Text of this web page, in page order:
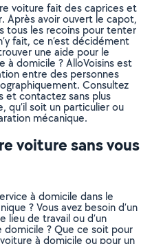
voiture fait des caprices et
Après avoir ouvert le capot,
tous les recoins pour tenter
fait, ce n’est décidément
une aide pour le
domicile ? AlloVoisins est
entre des personnes
Consultez
et contactez sans plus
qu’il soit un particulier ou
mécanique.
voiture sans vous
à domicile dans le
? Vous avez besoin d’un
lieu de travail ou d’un
? Que ce soit pour
à domicile ou pour un